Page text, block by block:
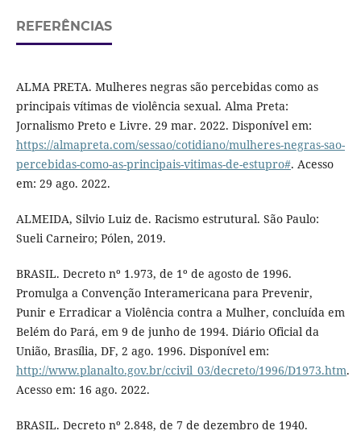
REFERÊNCIAS
ALMA PRETA. Mulheres negras são percebidas como as
principais vítimas de violência sexual. Alma Preta:
Jornalismo Preto e Livre. 29 mar. 2022. Disponível em:
https://almapreta.com/sessao/cotidiano/mulheres-negras-sao-
percebidas-como-as-principais-vitimas-de-estupro#. Acesso
em: 29 ago. 2022.
ALMEIDA, Silvio Luiz de. Racismo estrutural. São Paulo:
Sueli Carneiro; Pólen, 2019.
BRASIL. Decreto nº 1.973, de 1º de agosto de 1996.
Promulga a Convenção Interamericana para Prevenir,
Punir e Erradicar a Violência contra a Mulher, concluída em
Belém do Pará, em 9 de junho de 1994. Diário Oficial da
União, Brasília, DF, 2 ago. 1996. Disponível em:
http://www.planalto.gov.br/ccivil_03/decreto/1996/D1973.htm.
Acesso em: 16 ago. 2022.
BRASIL. Decreto nº 2.848, de 7 de dezembro de 1940.